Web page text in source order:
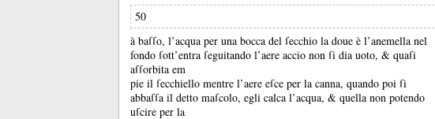
50
à baſſo, l’acqua per una bocca del ſecchio la doue è l’anemella nel
fondo ſott’entra ſeguitando l’aere accio non ſi dia uoto, & quaſi
aſſorbita em
pie il ſecchiello mentre l’aere eſce per la canna, quando poi ſi
abbaſſa il detto maſcolo, egli calca l’acqua, & quella non potendo
uſcire per la